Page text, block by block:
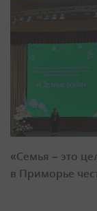
«Семья – это
в Приморье